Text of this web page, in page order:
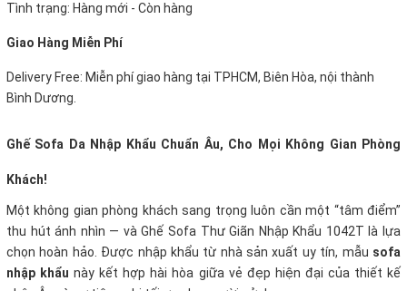
Tình trạng: Hàng mới - Còn hàng
Giao Hàng Miễn Phí
Delivery Free: Miễn phí giao hàng tại TPHCM, Biên Hòa, nội thành
Bình Dương.
Ghế Sofa Da Nhập Khẩu Chuẩn Âu, Cho Mọi Không Gian Phòng
Khách!
Một không gian phòng khách sang trọng luôn cần một “tâm điểm”
thu hút ánh nhìn — và Ghế Sofa Thư Giãn Nhập Khẩu 1042T là lựa
chọn hoàn hảo. Được nhập khẩu từ nhà sản xuất uy tín, mẫu sofa
nhập khẩu này kết hợp hài hòa giữa vẻ đẹp hiện đại của thiết kế